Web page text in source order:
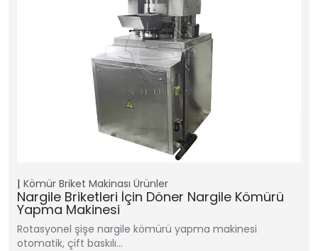
Kömür Briket Makinası Ürünler
Nargile Briketleri İçin Döner Nargile Kömürü
Yapma Makinesi
Rotasyonel şişe nargile kömürü yapma makinesi
otomatik, çift baskılı…